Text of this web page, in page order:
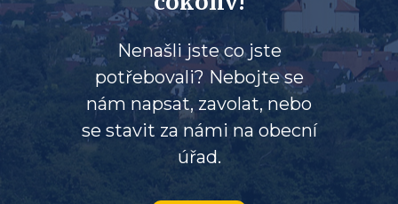
Nenašli jste co jste
potřebovali? Nebojte se
nám napsat, zavolat, nebo
se stavit za námi na obecní
úřad.